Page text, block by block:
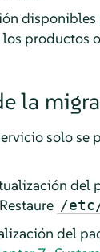
productos
la
solo se
del
/
del